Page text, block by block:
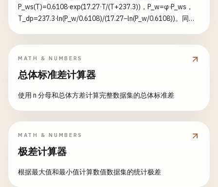
P_ws(T)=0.6108·exp(17.27·T/(T+237.3))，P_w=φ·P_ws，
T_dp=237.3·ln(P_w/0.6108)/(17.27−ln(P_w/0.6108))。同时
MATH & NUMBERS
总体标准差计算器
使用 n 分母和总体方差计算完整数据集的总体标准差
MATH & NUMBERS
极差计算器
根据最大值和最小值计算数值数据集的统计极差